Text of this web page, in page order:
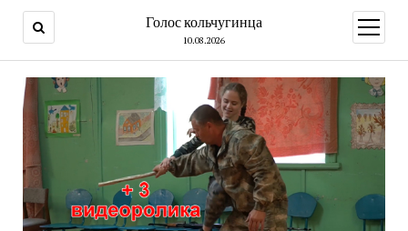
Голос кольчугинца
10.08.2026
меню